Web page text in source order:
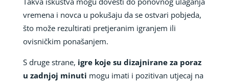
vremena i novca u pokušaju da se ostvari pobjeda,
što može rezultirati pretjeranim igranjem ili
ovisničkim ponašanjem.
S druge strane, igre koje su dizajnirane za poraz
u zadnjoj minuti mogu imati i pozitivan utjecaj na